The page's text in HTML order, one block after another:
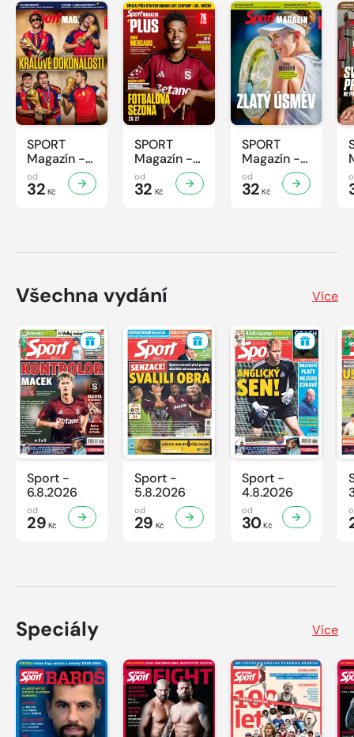
SPORT
Magazín -
31/2026
od
32 Kč
SPORT
Magazín -
30/2026
od
32 Kč
SPORT
Magazín -
29/2026
od
32 Kč
Všechna vydání Více
Sport -
6.8.2026
od
29 Kč
Sport -
5.8.2026
od
29 Kč
Sport -
4.8.2026
od
30Kč
Speciály Více